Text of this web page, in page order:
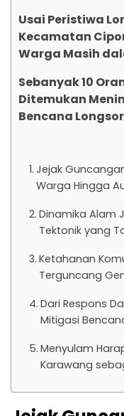
Usai Peristiwa
Kecamatan
Warga Masih
Sebanyak 10
Ditemukan
Bencana
Jejak
Warga Hingga
Dinamika Alam
Tektonik yang
Ketahanan
Terguncang
Dari Respons
Mitigasi
Menyulam
Karawang